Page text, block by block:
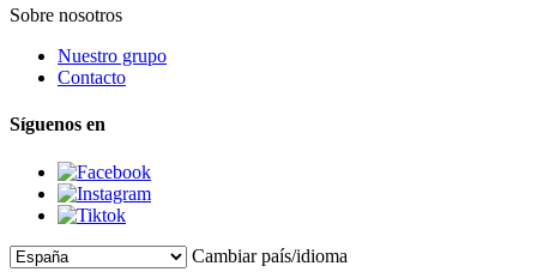
Sobre nosotros
Nuestro grupo
Contacto
Síguenos en
Cambiar país/idioma